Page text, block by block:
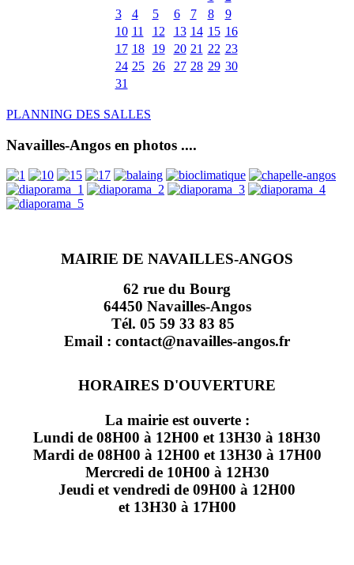
3
4 5 6 7 8
9
10 11 12 13 14 15 16
17 18 19 20 21 22 23
24 25 26 27 28 29 30
31
PLANNING DES SALLES
Navailles-Angos en photos ....
MAIRIE DE NAVAILLES-ANGOS
62 rue du Bourg
64450 Navailles-Angos
Tél. 05 59 33 83 85
Email : contact@navailles-angos.fr
HORAIRES D'OUVERTURE
La mairie est ouverte :
Lundi de 08H00 à 12H00 et 13H30 à 18H30
Mardi de 08H00 à 12H00 et 13H30 à 17H00
Mercredi de 10H00 à 12H30
Jeudi et vendredi de 09H00 à 12H00
et 13H30 à 17H00